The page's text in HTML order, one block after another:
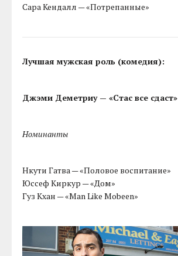
Сара Кендалл — «Потрепанные»
Лучшая мужская роль (комедия):
Джэми Деметриу — «Стас все сдаст»
Номинанты
Нкути Гатва — «Половое воспитание»
Юссеф Киркур — «Дом»
Гуз Кхан — «Man Like Mobeen»